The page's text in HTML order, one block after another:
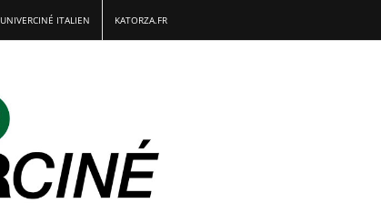
UNIVERCINÉ ITALIEN KATORZA.FR